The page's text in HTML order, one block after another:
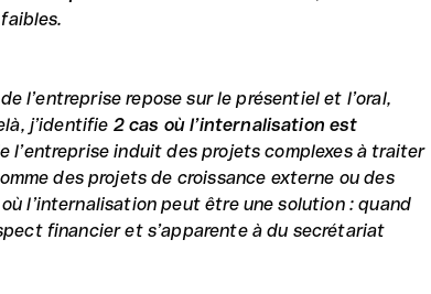
l’entreprise repose sur le présentiel et l’oral,
j’identifie 2 cas où l’internalisation est
l’entreprise induit des projets complexes à traiter
des projets de croissance externe ou des
l’internalisation peut être une solution : quand
financier et s’apparente à du secrétariat